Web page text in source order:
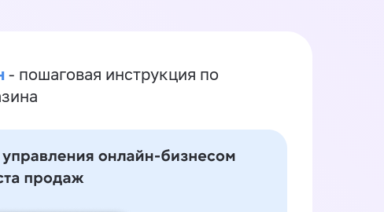
- пошаговая инструкция по